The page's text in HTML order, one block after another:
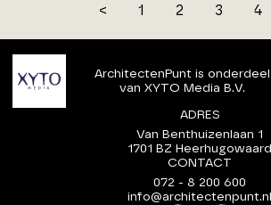
< 1 2 3 4
ArchitectenPunt is onderdeel
van XYTO Media B.V.
ADRES
Van Benthuizenlaan 1
1701 BZ Heerhugowaard
CONTACT
072 - 8 200 600
info@architectenpunt.nl